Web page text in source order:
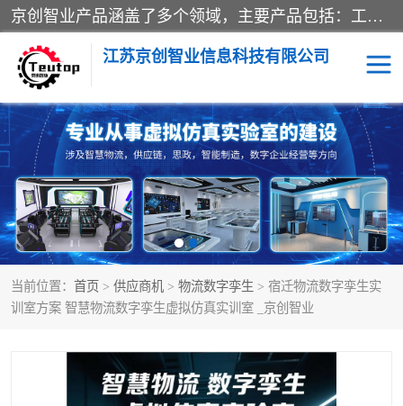
京创智业产品涵盖了多个领域，主要产品包括：工业4.0生产线解决方案，智慧物流综合实训室，教学设备与实验室建设，虚拟仿真实验室等。公司将秉持“创新、执着、诚信、共赢”的理念，以“将服务当作使命”为核心价值观，致力于为客户创造价值，与客户、合作伙伴和员工共同成长。
江苏京创智业信息科技有限公司
当前位置： 首页 > 供应商机 > 物流数字孪生 > 宿迁物流数字孪生实
训室方案 智慧物流数字孪生虚拟仿真实训室 _京创智业
VR物流实训 低碳供应链
生产系统仿真 冷链物流
供应链管理 思政
智慧零售实训 智能制造
物流数字孪生 数字企业经营